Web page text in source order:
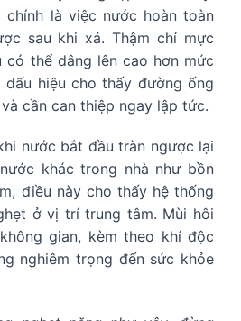
chính là việc nước hoàn toàn
sau khi xả. Thậm chí mực
có thể dâng lên cao hơn mức
hiệu cho thấy đường ống
cần can thiệp ngay lập tức.
nước bắt đầu tràn ngược lại
khác trong nhà như bồn
điều này cho thấy hệ thống
ở vị trí trung tâm. Mùi hôi
gian, kèm theo khí độc
nghiêm trọng đến sức khỏe